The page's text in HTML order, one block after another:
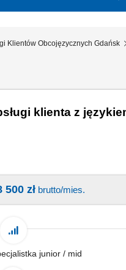
Klientów Obcojęzycznych Gdańsk
klienta z
500 zł brutto/mies.
junior / mid